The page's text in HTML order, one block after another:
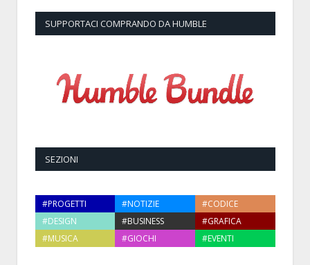
SUPPORTACI COMPRANDO DA HUMBLE
SEZIONI
#PROGETTI #NOTIZIE
#CODICE
#DESIGN
#BUSINESS
#GRAFICA
#MUSICA
#GIOCHI #EVENTI